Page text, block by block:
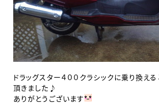
ドラッグスター４００クラシックに乗り換え
頂きました♪
ありがとうございます